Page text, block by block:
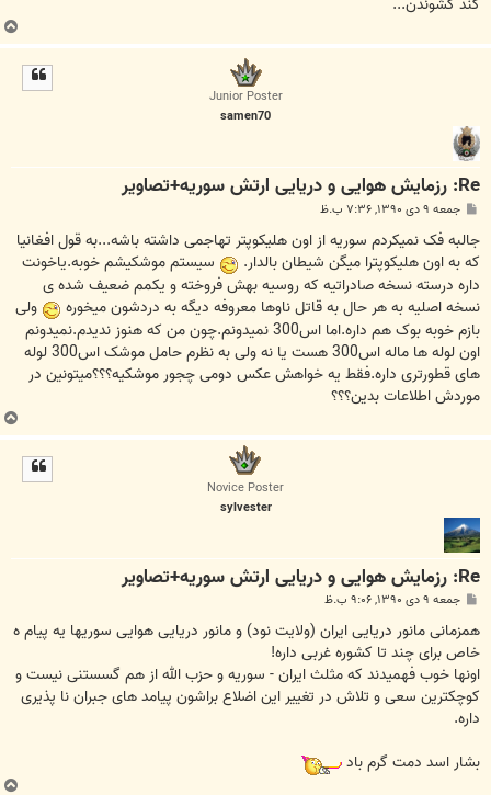
Junior Poster
samen70
Re: رزمایش هوایی و دریایی ارتش سوریه+تصاویر
ت
جمعه ۹ دی ۱۳۹۰, ۷:۳۶ ب.ظ
جالبه فک نمیکردم سوریه از اون هلیکوپتر تهاجمی داشته باشه...به قول افغانیا
که به اون هلیکوپترا میگن شیطان بالدار.
سیستم موشکیشم خوبه.یاخونت
داره درسته نسخه صادراتیه که روسیه بهش فروخته و یکمم ضعیف شده ی
نسخه اصلیه به هر حال به قاتل ناوها معروفه دیگه به دردشون میخوره
ولی
بازم خوبه بوک هم داره.اما اس300 نمیدونم.چون من که هنوز ندیدم.نمیدونم
اون لوله ها ماله اس300 هست یا نه ولی به نظرم حامل موشک اس300 لوله
های قطورتری داره.فقط یه خواهش عکس دومی چجور موشکیه؟؟؟میتونین در
موردش اطلاعات بدین؟؟؟
Novice Poster
sylvester
Re: رزمایش هوایی و دریایی ارتش سوریه+تصاویر
ت
جمعه ۹ دی ۱۳۹۰, ۹:۰۶ ب.ظ
همزمانی مانور دریایی ایران (ولایت نود) و مانور دریایی هوایی سوریها یه پیام ه
خاص برای چند تا کشوره غربی داره!
اونها خوب فهمیدند که مثلث ایران - سوریه و حزب الله از هم گسستنی نیست و
کوچکترین سعی و تلاش در تغییر این اضلاع براشون پیامد های جبران نا پذیری
داره.
بشار اسد دمت گرم باد